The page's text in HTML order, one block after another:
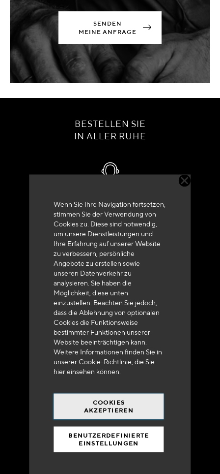
Wenn Sie Ihre Navigation fortsetzen,
stimmen Sie der Verwendung von
Cookies zu. Diese sind notwendig,
um unsere Dienstleistungen und
Ihre Erfahrung auf unserer Website
zu verbessern, persönliche
Angebote zu erstellen sowie
unseren Datenverkehr zu
analysieren. Sie haben die
Möglichkeit, diese unten
einzustellen. Beachten Sie jedoch,
dass die Ablehnung von optionalen
Cookies die Funktionsweise
bestimmter Funktionen unserer
Website beeinträchtigen kann.
Weitere Informationen finden Sie in
unserer Cookie-Richtlinie, die Sie
hiereinsehen können.
COOKIES
AKZEPTIEREN
BENUTZERDEFINIERTE
EINSTELLUNGEN
SENDEN
MEINE ANFRAGE
BESTELLEN SIE
IN ALLER RUHE
Kundenservice
+33 (0)4 79 72 62 22 Drücken 1
Lieferung innerhalb von 48 bis 72 Stunden in
Metropolitan-Frankreich
Versandkostenfrei
bei 250 Euros*
90% des Katalogs
in Verfügbarkeit